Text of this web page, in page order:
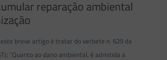
reparação ambiental
breve artigo é tratar do verbete n. 629 da
“Quanto ao dano ambiental, é admitida a